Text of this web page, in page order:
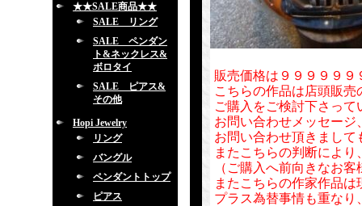
★★SALE商品★★
SALE リング
SALE ペンダン
ト&ネックレス&
ボロタイ
SALE ピアス&
その他
Hopi Jewelry
リング
バングル
ペンダントトップ
ピアス
販売価格は９９９９９
こちらの作品は店頭販
ご購入をご検討下さっ
お問い合わせメッセー
お問い合わせ頂きまし
またこちらの判断によ
（ご購入へ前向きなお
またこちらの作家作品
プラス為替事情も重な